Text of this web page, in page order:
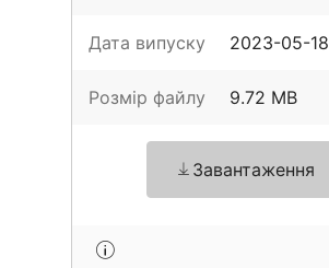
Дата випуску 2023-05-18
Розмір файлу 9.72 MB
Завантаження